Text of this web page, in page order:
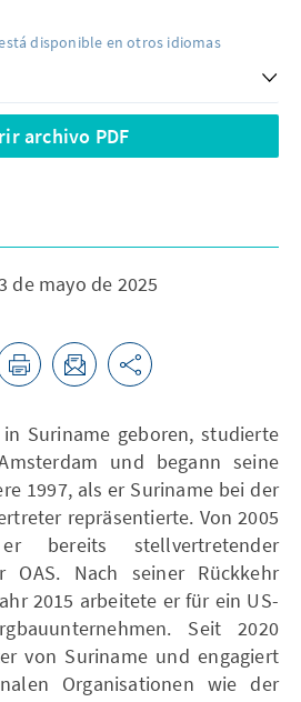
disponible en otros idiomas
archivo PDF
de mayo de 2025
Suriname geboren, studierte
und begann seine
1997, als er Suriname bei der
repräsentierte. Von 2005
bereits stellvertretender
OAS. Nach seiner Rückkehr
2015 arbeitete er für ein US-
Seit 2020
von Suriname und engagiert
Organisationen wie der